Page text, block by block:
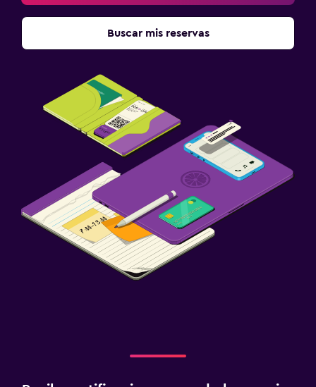
Buscar mis reservas